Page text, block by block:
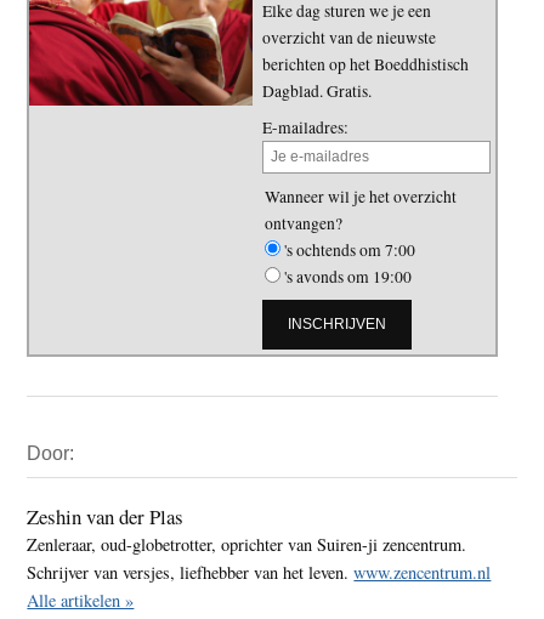
Elke dag sturen we je een
overzicht van de nieuwste
berichten op het Boeddhistisch
Dagblad. Gratis.
E-mailadres:
Wanneer wil je het overzicht
ontvangen?
's ochtends om 7:00
's avonds om 19:00
Sidebar
Door:
Zeshin van der Plas
Zenleraar, oud-globetrotter, oprichter van Suiren-ji zencentrum.
Schrijver van versjes, liefhebber van het leven.www.zencentrum.nl
Alle artikelen »